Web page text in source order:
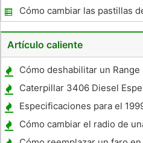
un Dodge 4x4 Pickup 360
Cómo cambiar las pastillas
delanteras en un Ford ZX2
Artículo caliente
Cómo deshabilitar un
de Navegación
Caterpillar 3406 Diesel
del motor
Especificaciones para el
Limited
Cómo cambiar el radio de
1991